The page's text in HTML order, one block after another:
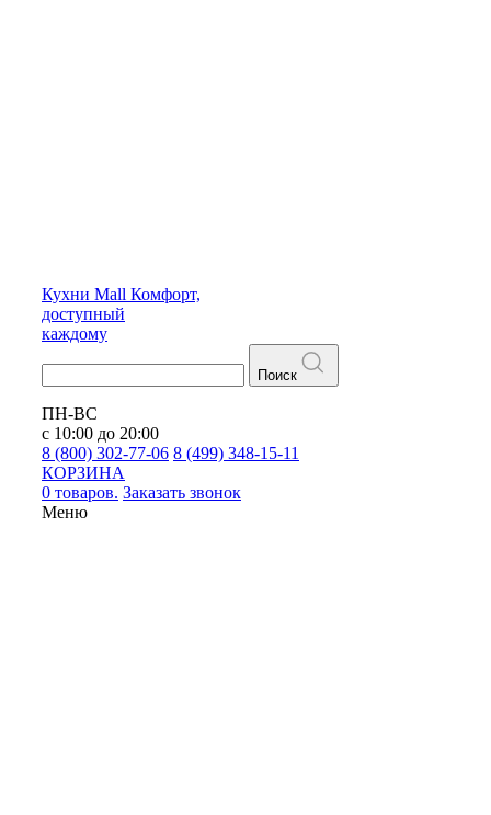
Кухни Mall Комфорт,
доступный
каждому
Поиск
ПН-ВС
с 10:00 до 20:00
8 (800) 302-77-06 8 (499) 348-15-11
КОРЗИНА
0 товаров. Заказать звонок
Меню